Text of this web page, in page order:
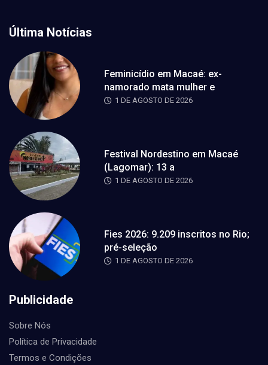
Última Notícias
Feminicídio em Macaé: ex-
namorado mata mulher e
1 DE AGOSTO DE 2026
Festival Nordestino em Macaé
(Lagomar): 13 a
1 DE AGOSTO DE 2026
Fies 2026: 9.209 inscritos no Rio;
pré-seleção
1 DE AGOSTO DE 2026
Publicidade
Sobre Nós
Política de Privacidade
Termos e Condições